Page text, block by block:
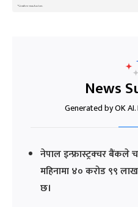
News
Generated by OK
नेपाल इन्फ्रास्ट्रक्चर बैंकले
महिनामा ४० करोड ९९
छ।